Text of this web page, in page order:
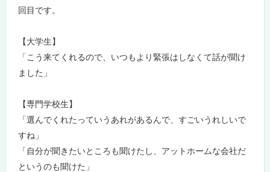
回目です。
【大学生】
「こう来てくれるので、いつもより緊張はしなくて話が聞け
ました」
【専門学校生】
「選んでくれたっていうあれがあるんで、すごいうれしいで
すね」
「自分が聞きたいところも聞けたし、アットホームな会社だ
というのも聞けた」